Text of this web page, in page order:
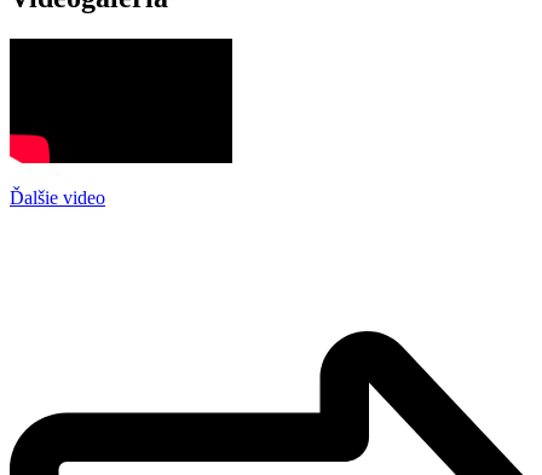
Ďalšie video